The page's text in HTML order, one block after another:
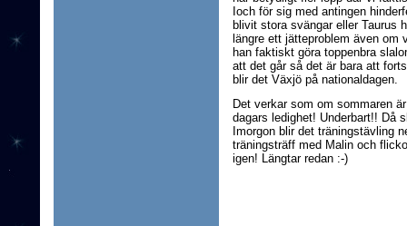
Ioch för sig med antingen
blivit stora svängar eller Taurus
längre ett jätteproblem även om
han faktiskt göra toppenbra
att det går så det är bara att
blir det Växjö på nationaldagen.
Det verkar som om sommaren
dagars ledighet! Underbart!! Då
Imorgon blir det träningstävling
träningsträff med Malin och
igen! Längtar redan :-)